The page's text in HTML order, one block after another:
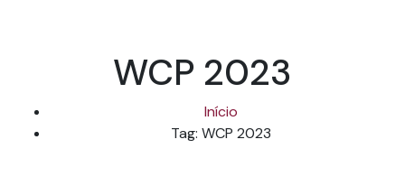
WCP 2023
Início
Tag: WCP 2023